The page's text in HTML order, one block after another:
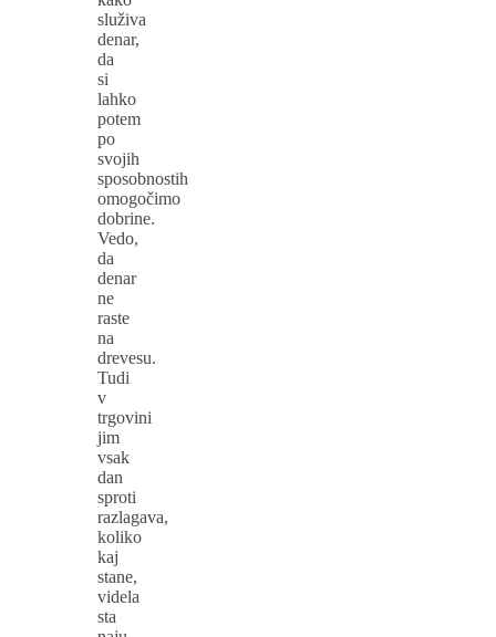
služiva
denar,
da
si
lahko
potem
po
svojih
sposobnostih
omogočimo
dobrine.
Vedo,
da
denar
ne
raste
na
drevesu.
Tudi
v
trgovini
jim
vsak
dan
sproti
razlagava,
koliko
kaj
stane,
videla
sta